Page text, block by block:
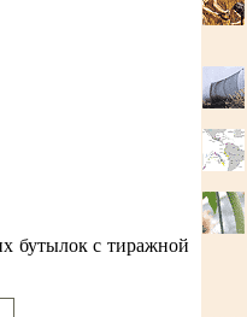
бутылок с тиражной